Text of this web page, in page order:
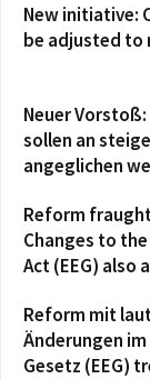
New initiative:
be adjusted to
Neuer
sollen an
angeglichen
Reform
Changes to
Act (EEG) also
Reform mit
Änderungen
Gesetz (EEG)